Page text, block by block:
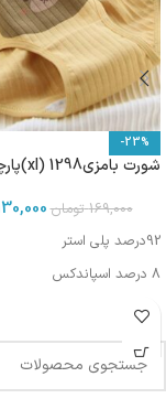
-23%
شورت بامزی1298 (xl)پارچه گیاهی
169,000 تومان
92درصد پلی استر
8 درصد اسپاندکس